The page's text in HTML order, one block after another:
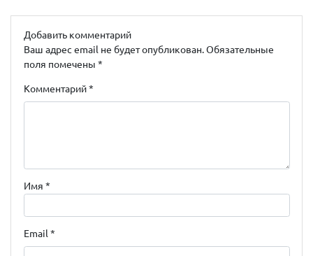
Добавить комментарий
Ваш адрес email не будет опубликован. Обязательные
поля помечены *
Комментарий*
Имя *
Email*